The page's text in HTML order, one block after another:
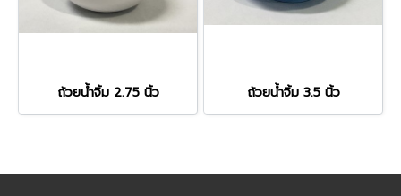
ถ้วยน้ำจิ้ม 2.75 นิ้ว ถ้วยน้ำจิ้ม 3.5 นิ้ว